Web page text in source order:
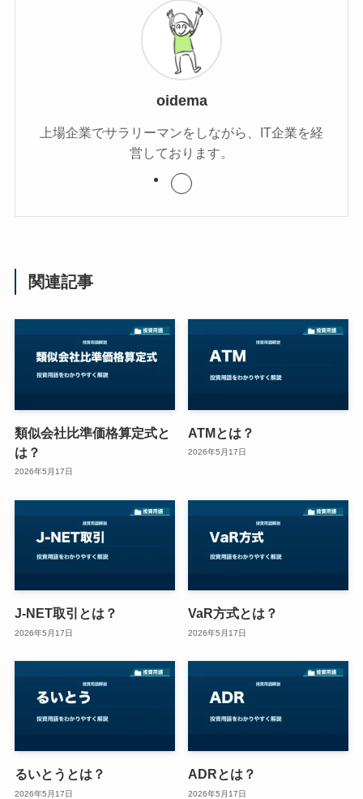
oidema
上場企業でサラリーマンをしながら、IT企業を経
営しております。
関連記事
類似会社比準価格算定式と
は？
2026年5月17日
ATMとは？
2026年5月17日
J-NET取引とは？
2026年5月17日
VaR方式とは？
2026年5月17日
るいとうとは？
2026年5月17日
ADRとは？
2026年5月17日